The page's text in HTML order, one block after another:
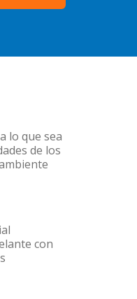
lo que sea
de los
con